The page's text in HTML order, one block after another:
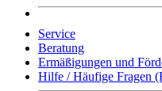
Service
Beratung
Ermäßigungen und
Hilfe / Häufige Fragen